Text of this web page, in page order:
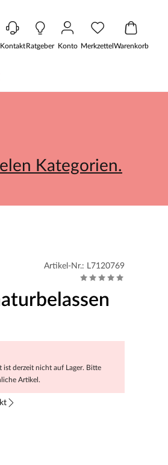
KontaktRatgeber Konto MerkzettelWarenkorb
Kategorien.
Artikel-Nr.: L7120769
ist derzeit nicht auf Lager. Bitte
Artikel.